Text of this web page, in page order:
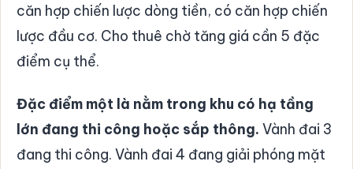
căn hợp chiến lược dòng tiền, có căn hợp chiến
lược đầu cơ. Cho thuê chờ tăng giá cần 5 đặc
điểm cụ thể.
Đặc điểm một là nằm trong khu có hạ tầng
lớn đang thi công hoặc sắp thông. Vành đai 3
đang thi công. Vành đai 4 đang giải phóng mặt